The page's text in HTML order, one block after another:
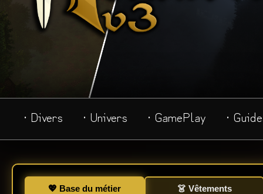
· Divers · Univers · GamePlay ·
💖 Base du métier 👗 Vêtements